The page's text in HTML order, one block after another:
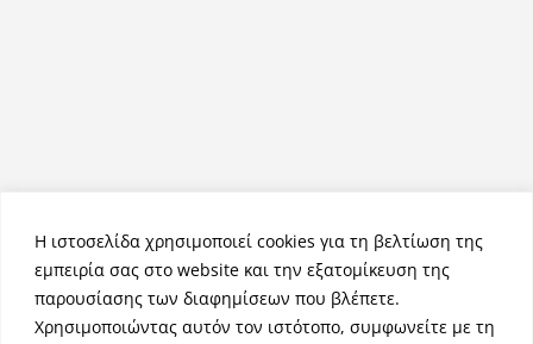
Η ιστοσελίδα χρησιμοποιεί cookies για τη βελτίωση της
εμπειρία σας στο website και την εξατομίκευση της
παρουσίασης των διαφημίσεων που βλέπετε.
Χρησιμοποιώντας αυτόν τον ιστότοπο, συμφωνείτε με τη
Πνευματικά Δικαιώματα © 2026NemeaPress. Τα πνευματικά